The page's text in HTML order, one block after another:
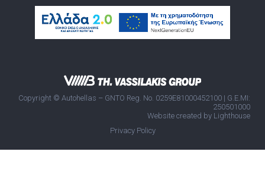
Copyright © Autohellas – GNTO Reg. No. 0259E81000452100 | G.E.MI:
250501000
Website created by Lighthouse
Privacy Policy